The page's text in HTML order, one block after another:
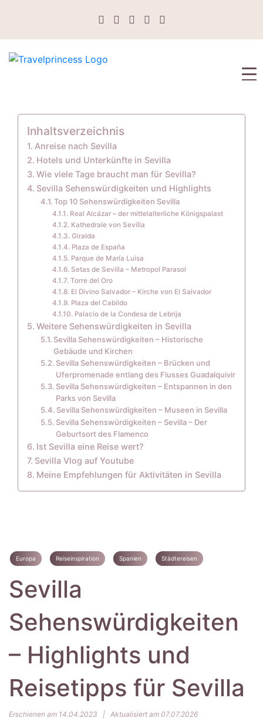
Inhaltsverzeichnis
Anreise nach Sevilla
Hotels und Unterkünfte in Sevilla
Wie viele Tage braucht man für Sevilla?
Sevilla Sehenswürdigkeiten und Highlights
Top 10 Sehenswürdigkeiten Sevilla
Real Alcázar – der mittelalterliche Königspalast
Kathedrale von Sevilla
Giralda
Plaza de España
Parque de María Luisa
Setas de Sevilla – Metropol Parasol
Torre del Oro
El Divino Salvador – Kirche von El Salvador
Plaza del Cabildo
Palacio de la Condesa de Lebrija
Weitere Sehenswürdigkeiten in Sevilla
Sevilla Sehenswürdigkeiten – Historische
Gebäude und Kirchen
Sevilla Sehenswürdigkeiten – Brücken und
Uferpromenade entlang des Flusses Guadalquivir
Sevilla Sehenswürdigkeiten – Entspannen in den
Parks von Sevilla
Sevilla Sehenswürdigkeiten – Museen in Sevilla
Sevilla Sehenswürdigkeiten – Sevilla – Der
Geburtsort des Flamenco
Ist Sevilla eine Reise wert?
Sevilla Vlog auf Youtube
Meine Empfehlungen für Aktivitäten in Sevilla
Europa Reiseinspiration Spanien Städtereisen
Sevilla
Sehenswürdigkeiten
– Highlights und
Reisetipps für Sevilla
Erschienen am 14.04.2023 | Aktualisiert am 07.07.2026